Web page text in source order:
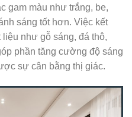
gam màu như trắng, be,
sáng tốt hơn. Việc kết
như gỗ sáng, đá thô,
phần tăng cường độ sáng
sự cân bằng thị giác.